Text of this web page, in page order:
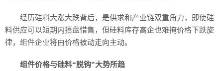
经历硅料大涨大跌背后，是供求和产业链双重角力，即使硅
料供应可以短期内捂盘惜售，但硅料库存高企也难掩价格下跌旋
律，组件企业将由价格被动走向主动。
组件价格与硅料“脱钩”大势所趋